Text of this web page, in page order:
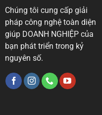
Chúng tôi cung cấp giải
pháp công nghệ toàn diện
giúp DOANH NGHIỆP của
bạn phát triển trong kỷ
nguyên số.